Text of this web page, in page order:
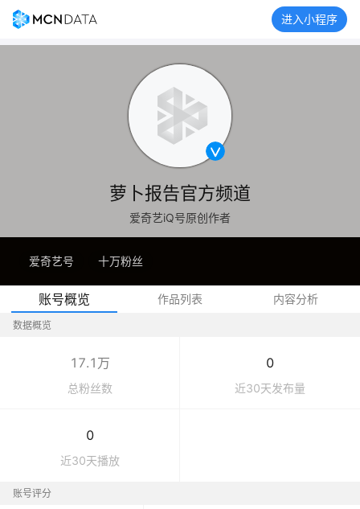
进入小程序
萝卜报告官方频道
爱奇艺iQ号原创作者
爱奇艺号 十万粉丝
账号概览 作品列表 内容分析
数据概览
17.1万
总粉丝数
0
近30天发布量
0
近30天播放
账号评分